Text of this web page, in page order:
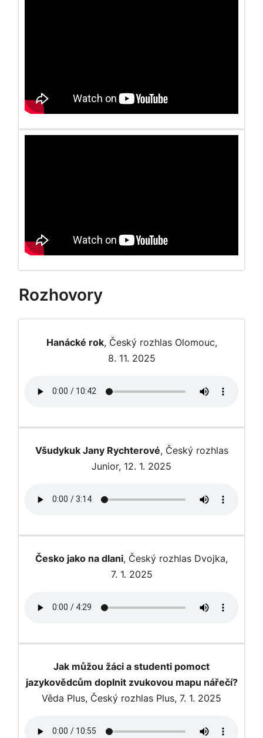
Rozhovory
Hanácké rok, Český rozhlas Olomouc,
8. 11. 2025
Všudykuk Jany Rychterové, Český rozhlas
Junior, 12. 1. 2025
Česko jako na dlani, Český rozhlas Dvojka,
7. 1. 2025
Jak můžou žáci a studenti pomoct
jazykovědcům doplnit zvukovou mapu nářečí?
Věda Plus, Český rozhlas Plus, 7. 1. 2025